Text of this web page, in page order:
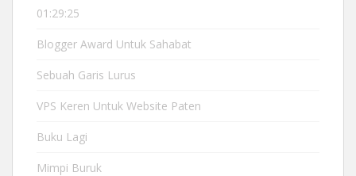
01:29:25
Blogger Award Untuk Sahabat
Sebuah Garis Lurus
VPS Keren Untuk Website Paten
Buku Lagi
Mimpi Buruk